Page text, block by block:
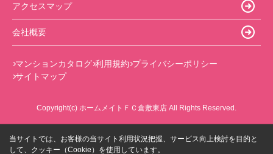
アクセスマップ
会社概要
マンションカタログ 利用規約 プライバシーポリシー
サイトマップ
Copyright(c) ホームメイトＦＣ倉敷東店 All Rights Reserved.
当サイトでは、お客様の当サイト利用状況把握、サービス向上検討を目的と
して、クッキー（Cookie）を使用しています。